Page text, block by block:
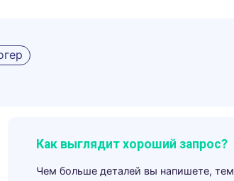
Как выглядит хороший запрос?
Чем больше деталей вы напишете, тем